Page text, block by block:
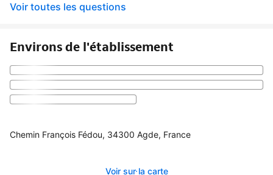
Voir toutes les questions
Environs de l'établissement
Chemin François Fédou, 34300 Agde, France
Voir sur la carte